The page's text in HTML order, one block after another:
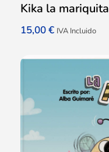
Kika la mariquita
15,00€ IVA Incluido